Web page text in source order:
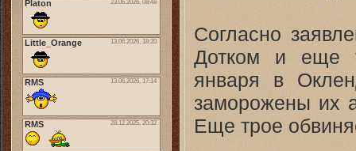
Согласно
Дотком и еще
января в
заморожены их
Еще трое